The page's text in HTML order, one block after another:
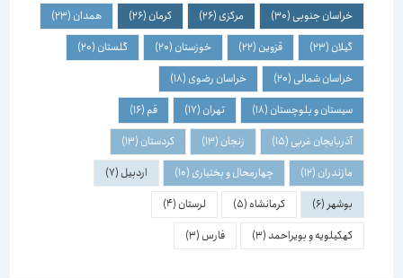
خراسان جنوبی(30) مرکزی(26) کرمان(26) همدان(23)
گیلان(23) قزوین(22) خوزستان(20) گلستان(20)
خراسان شمالی(20) خراسان رضوی(18)
سیستان و بلوچستان(18) تهران(17)
(16)
آذربایجان غربی(15) زنجان(13) کردستان(13)
مازندران(12) چهارمحال و بختیاری(10) اردبیل(7)
بوشهر(6) کرمانشاه(5) لرستان(4)
کهکیلویه و بویراحمد(3) فارس(3)